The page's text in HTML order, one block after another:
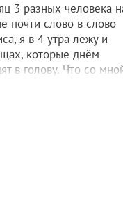
3 разных человека
почти слово в слово
я в 4 утра лежу и
которые днём
в голову. Что со